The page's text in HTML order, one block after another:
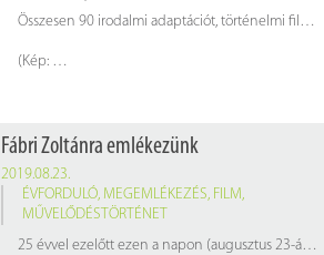
Összesen 90 irodalmi adaptációt, történelmi filmet, ifjúsági, rajz-, mese- és dokumentumfilmet tett
(Kép: pixabay.com
Fábri Zoltánra emlékezünk
2019.08.23.
ÉVFORDULÓ, MEGEMLÉKEZÉS, FILM,
MŰVELŐDÉSTÖRTÉNET
25 évvel ezelőtt ezen a napon (augusztus 23-án) hunyt el Fábri Zoltán film- és színházi rendező, színész, festő. DVD-válogatásunkkal rá emlékezünk.